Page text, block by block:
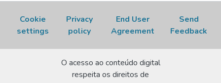
Cookie
settings
Privacy
policy
End User
Agreement
Send
Feedback
O acesso ao conteúdo digital
respeita os direitos de